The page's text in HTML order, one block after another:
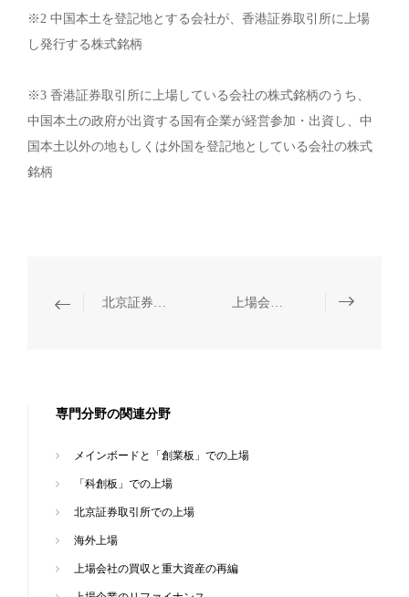
※2 中国本土を登記地とする会社が、香港証券取引所に上場
し発行する株式銘柄
※3 香港証券取引所に上場している会社の株式銘柄のうち、
中国本土の政府が出資する国有企業が経営参加・出資し、中
国本土以外の地もしくは外国を登記地としている会社の株式
銘柄
北京証券取引所での上場 上場会社の買収と重大資産の再編
専門分野の関連分野
メインボードと「創業板」での上場
「科創板」での上場
北京証券取引所での上場
海外上場
上場会社の買収と重大資産の再編